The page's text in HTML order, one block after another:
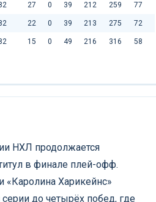
27 0 39 212 259 77
22 0 39 213 275 72
15 0 49 216 316 58
НХЛ продолжается
в финале плей-офф.
«Каролина Харикейнс»
до четырёх побед, где